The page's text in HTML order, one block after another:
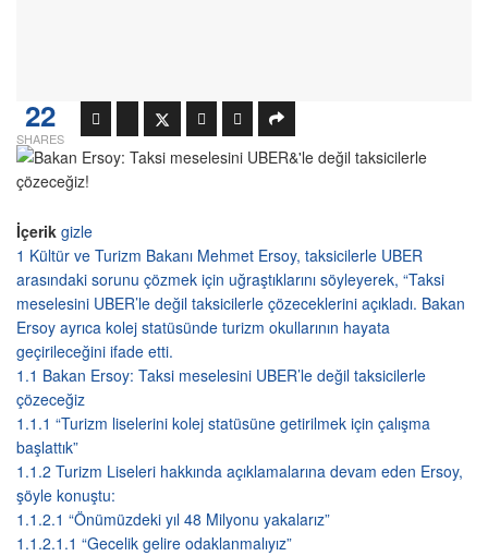
22
SHARES
İçerik gizle
1 Kültür ve Turizm Bakanı Mehmet Ersoy, taksicilerle UBER
arasındaki sorunu çözmek için uğraştıklarını söyleyerek, “Taksi
meselesini UBER’le değil taksicilerle çözeceklerini açıkladı. Bakan
Ersoy ayrıca kolej statüsünde turizm okullarının hayata
geçirileceğini ifade etti.
1.1 Bakan Ersoy: Taksi meselesini UBER’le değil taksicilerle
çözeceğiz
1.1.1 “Turizm liselerini kolej statüsüne getirilmek için çalışma
başlattık”
1.1.2 Turizm Liseleri hakkında açıklamalarına devam eden Ersoy,
şöyle konuştu:
1.1.2.1 “Önümüzdeki yıl 48 Milyonu yakalarız”
1.1.2.1.1 “Gecelik gelire odaklanmalıyız”